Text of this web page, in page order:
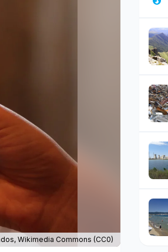
Wikimedia Commons (CC0)